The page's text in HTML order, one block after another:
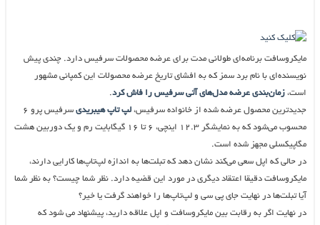
مایکروسافت برنامه‌ای طولانی مدت برای عرضه محصولات سرفیس دارد. چندی پیش
نویسنده‌ای با نام برد سمز که به افشای تاریخ عرضه محصولات این کمپانی مشهور
است، زمان‌بندی عرضه مدل‌های آتی سرفیس را فاش کرد.
جدیدترین محصول عرضه شده از خانواده سرفیس، لپ تاپ هیبریدی
سرفیس پرو ۶
محسوب می‌شود که به نمایشگر ۱۲.۳ اینچی، ۶ تا ۱۶ گیگابایت رم و یک دوربین هشت
مگاپیکسلی مجهز شده است.
در حالی که اپل سعی می‌کند نشان دهد که تبلت‌ها به اندازه لپ‌تاپ‌ها کارایی دارند،
مایکروسافت دقیقا اعتقاد دیگری در مورد این قضیه دارد. نظر شما چیست؟‌ به نظر شما
آیا تبلت‌ها در نهایت جای پی سی و لپ‌تاپ‌ها را خواهند گرفت یا خیر؟
در نهایت اگر به رقابت بین مایکروسافت و اپل علاقه دارید، پیشنهاد می شود که